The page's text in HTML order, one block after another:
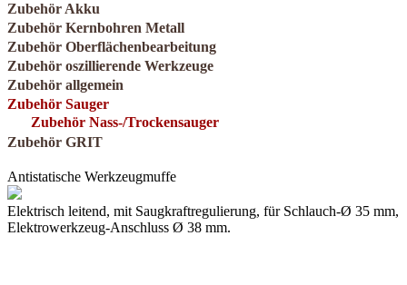
Zubehör Akku
Zubehör Kernbohren Metall
Zubehör Oberflächenbearbeitung
Zubehör oszillierende Werkzeuge
Zubehör allgemein
Zubehör Sauger
Zubehör Nass-/Trockensauger
Zubehör GRIT
Antistatische Werkzeugmuffe
Elektrisch leitend, mit Saugkraftregulierung, für Schlauch-Ø 35 mm,
Elektrowerkzeug-Anschluss Ø 38 mm.